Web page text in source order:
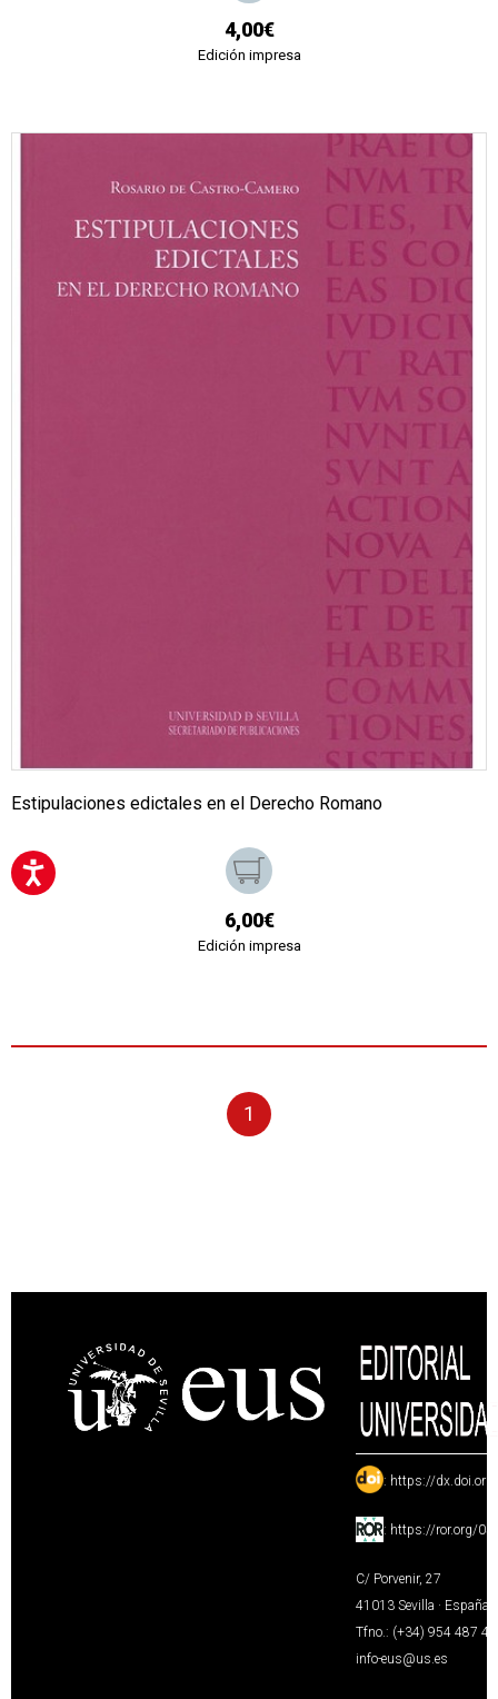
4,00€
Edición impresa
Estipulaciones edictales en el Derecho Romano
6,00€
Edición impresa
1
: https://
: https://ror.org/
C/ Porvenir, 27
41013 Sevilla · España
Tfno.: (+34) 954 487
info-eus@us.es